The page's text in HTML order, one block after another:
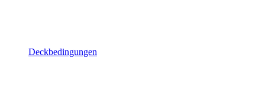
Deckbedingungen